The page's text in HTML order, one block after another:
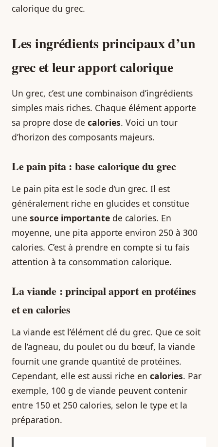
calorique du grec.
Les ingrédients principaux d’un
grec et leur apport calorique
Un grec, c’est une combinaison d’ingrédients
simples mais riches. Chaque élément apporte
sa propre dose de calories. Voici un tour
d’horizon des composants majeurs.
Le pain pita : base calorique du grec
Le pain pita est le socle d’un grec. Il est
généralement riche en glucides et constitue
une source importante de calories. En
moyenne, une pita apporte environ 250 à 300
calories. C’est à prendre en compte si tu fais
attention à ta consommation calorique.
La viande : principal apport en protéines
et en calories
La viande est l’élément clé du grec. Que ce soit
de l’agneau, du poulet ou du bœuf, la viande
fournit une grande quantité de protéines.
Cependant, elle est aussi riche en calories. Par
exemple, 100 g de viande peuvent contenir
entre 150 et 250 calories, selon le type et la
préparation.